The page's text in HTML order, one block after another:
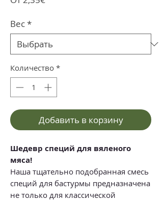
Вес*
Количество *
Добавить в корзину
Шедевр специй для вяленого
мяса!
Наша тщательно подобранная смесь
специй для бастурмы предназначена
не только для классической